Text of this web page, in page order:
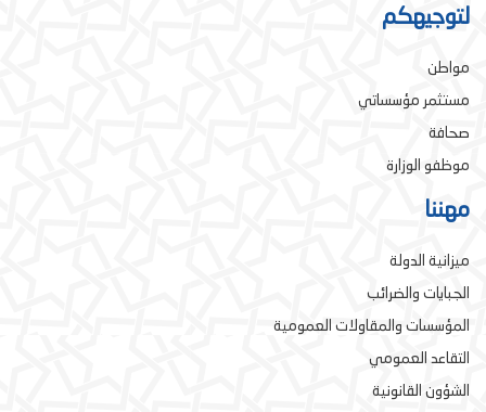
لتوجيهكم
مواطن
مستثمر مؤسساتي
صحافة
موظفو الوزارة
مهننا
ميزانية الدولة
الجبايات والضرائب
المؤسسات والمقاولات العمومية
التقاعد العمومي
الشؤون القانونية